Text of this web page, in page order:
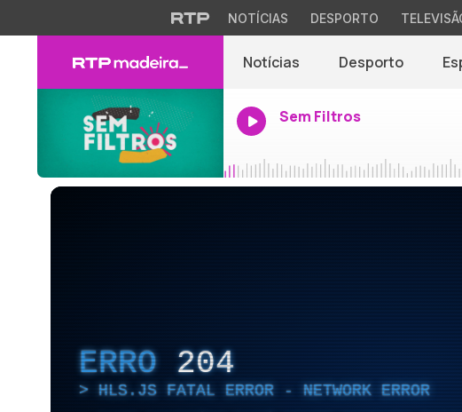
NOTÍCIAS DESPORTO
Notícias Desporto
Sem Filtros
ERRO 204
HLS.JS FATAL ERROR - NETWORK ERROR